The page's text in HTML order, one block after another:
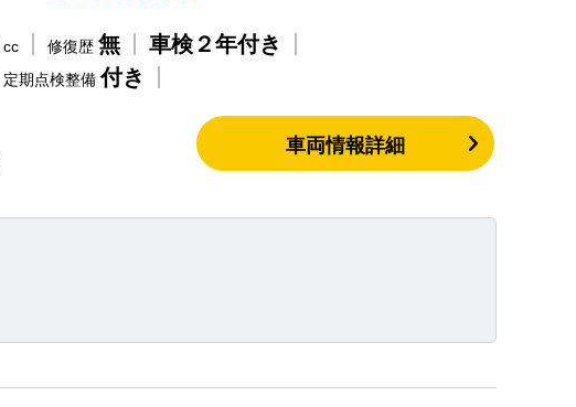
cc 修復歴 無 車検２年付き
定期点検整備付き
車両情報詳細